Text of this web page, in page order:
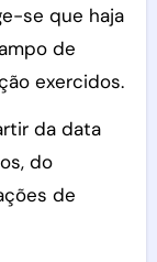
se que haja
de
exercidos.
da data
do
de